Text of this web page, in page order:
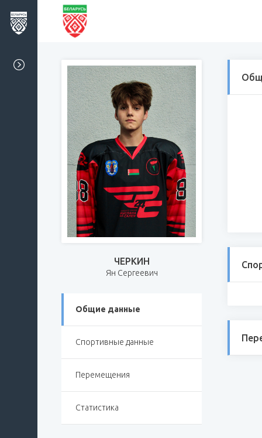
ЧЕРКИН
Ян Сергеевич
Общие данные
Спортивные данные
Перемещения
Статистика